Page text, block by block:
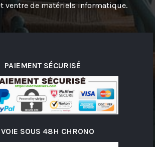
ventre de matériels informatique.
PAIEMENT SÉCURISÉ
SOUS 48H CHRONO